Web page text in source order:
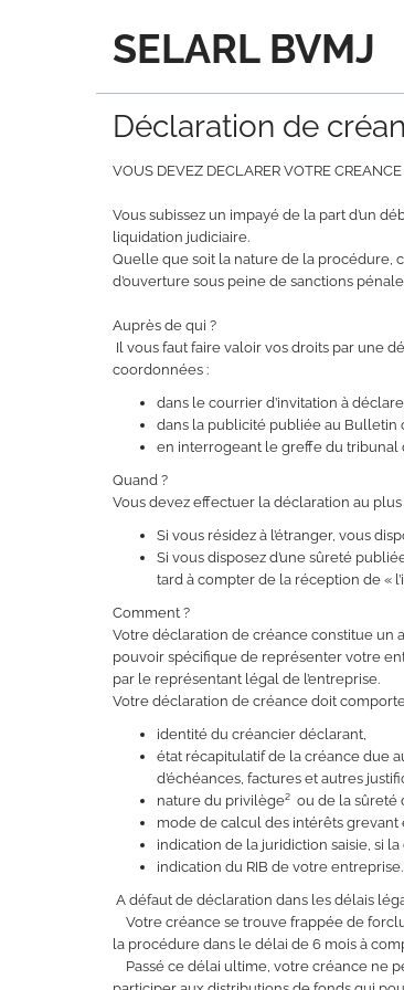
SELARL BVMJ
Déclaration de
VOUS DEVEZ DECLARER VOTRE
Vous subissez un impayé de la part d’un
liquidation judiciaire.
Quelle que soit la nature de la procédure,
d’ouverture sous peine de sanctions
Auprès de qui ?
Il vous faut faire valoir vos droits par une
coordonnées :
dans le courrier d’invitation à
dans la publicité publiée au Bulletin
en interrogeant le greffe du tribunal
Quand ?
Vous devez effectuer la déclaration au
Si vous résidez à l’étranger, vous
Si vous disposez d’une sûreté
tard à compter de la réception de «
Comment ?
Votre déclaration de créance constitue un
pouvoir spécifique de représenter votre
par le représentant légal de l’entreprise.
Votre déclaration de créance doit
identité du créancier déclarant,
état récapitulatif de la créance due
d’échéances, factures et autres
nature du privilège² ou de la
mode de calcul des intérêts
indication de la juridiction saisie, si la
indication du RIB de votre entreprise.
A défaut de déclaration dans les délais
Votre créance se trouve frappée de
la procédure dans le délai de 6 mois à
Passé ce délai ultime, votre créance ne